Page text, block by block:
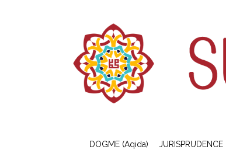
DOGME (Aqida) JURISPRUDENCE